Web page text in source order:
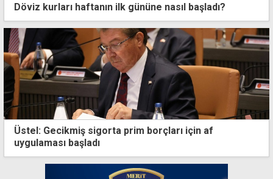
Döviz kurları haftanın ilk gününe nasıl başladı?
Üstel: Gecikmiş sigorta prim borçları için af
uygulaması başladı